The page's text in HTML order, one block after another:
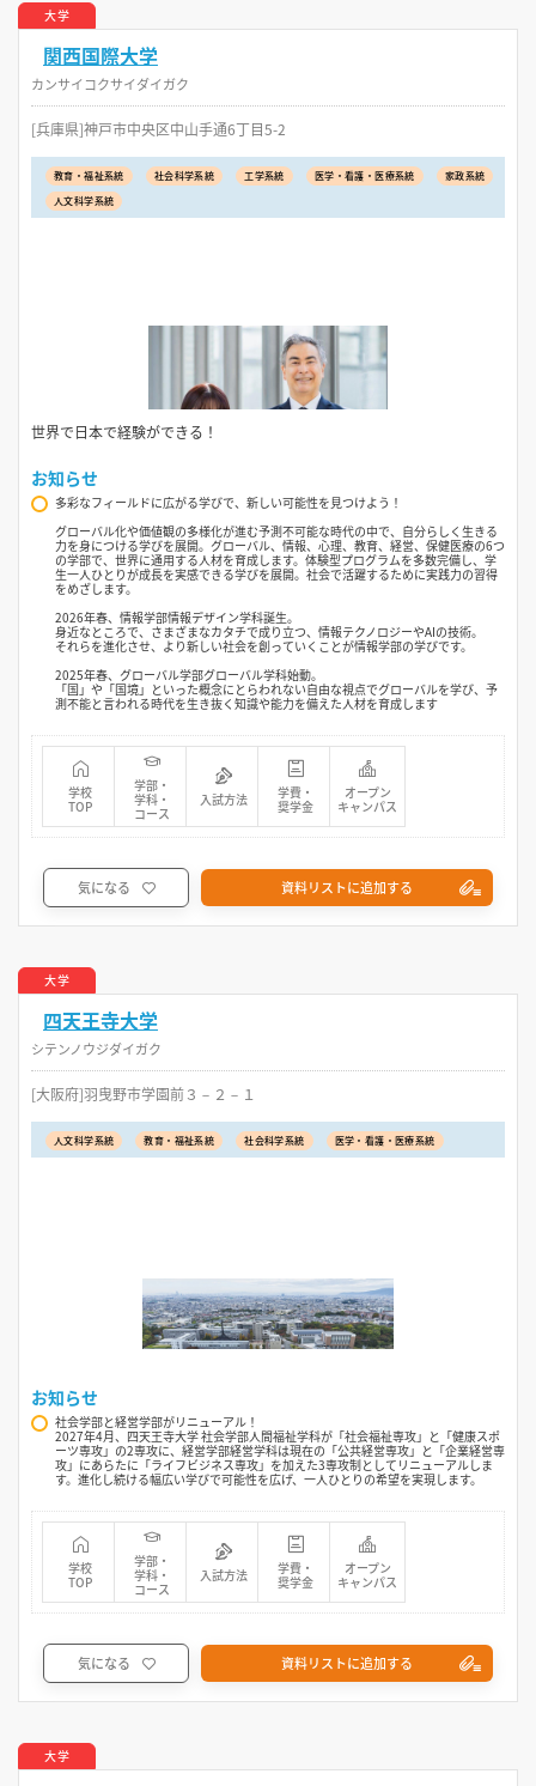
大学
関西国際大学
カンサイコクサイダイガク
[兵庫県]神戸市中央区中山手通6丁目5-2
教育・福祉系統 社会科学系統 工学系統 医学・看護・医療系統
家政系統
人文科学系統
世界で日本で経験ができる！
お知らせ
多彩なフィールドに広がる学びで、新しい可能性を見つけよう！
グローバル化や価値観の多様化が進む予測不可能な時代の中で、自分らしく生きる
力を身につける学びを展開。グローバル、情報、心理、教育、経営、保健医療の6つ
の学部で、世界に通用する人材を育成します。体験型プログラムを多数完備し、学
生一人ひとりが成長を実感できる学びを展開。社会で活躍するために実践力の習得
をめざします。
2026年春、情報学部情報デザイン学科誕生。
身近なところで、さまざまなカタチで成り立つ、情報テクノロジーやAIの技術。
それらを進化させ、より新しい社会を創っていくことが情報学部の学びです。
2025年春、グローバル学部グローバル学科始動。
「国」や「国境」といった概念にとらわれない自由な視点でグローバルを学び、予
測不能と言われる時代を生き抜く知識や能力を備えた人材を育成します
学校
TOP
学部・
学科・
コース
入試方法
学費・
奨学金
オープン
キャンパス
気になる 資料リストに追加する
大学
四天王寺大学
シテンノウジダイガク
[大阪府]羽曳野市学園前３－２－１
人文科学系統 教育・福祉系統 社会科学系統 医学・看護・医療系統
お知らせ
社会学部と経営学部がリニューアル！
2027年4月、四天王寺大学 社会学部人間福祉学科が「社会福祉専攻」と「健康スポ
ーツ専攻」の2専攻に、経営学部経営学科は現在の「公共経営専攻」と「企業経営専
攻」にあらたに「ライフビジネス専攻」を加えた3専攻制としてリニューアルしま
す。進化し続ける幅広い学びで可能性を広げ、一人ひとりの希望を実現します。
学校
TOP
学部・
学科・
コース
入試方法
学費・
奨学金
オープン
キャンパス
気になる 資料リストに追加する
大学